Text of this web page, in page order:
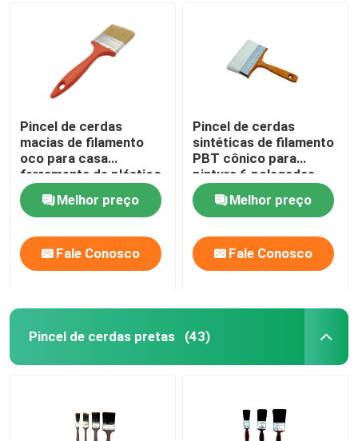
Pincel de cerdas
macias de filamento
oco para casa
ferramenta de plástico
cabo
Melhor preço
Fale Conosco
Pincel de cerdas
sintéticas de filamento
PBT cônico para
pintura 6 polegadas
Melhor preço
Fale Conosco
Pincel de cerdas pretas (43)